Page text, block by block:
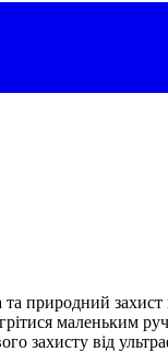
природний захист
маленьким
захисту від